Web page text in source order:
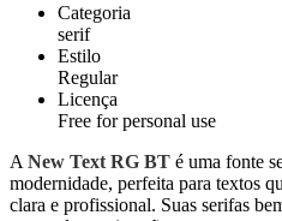
Categoria
serif
Estilo
Regular
Licença
Free for personal use
A New Text RG BT é uma fonte
modernidade, perfeita para textos
clara e profissional. Suas serifas